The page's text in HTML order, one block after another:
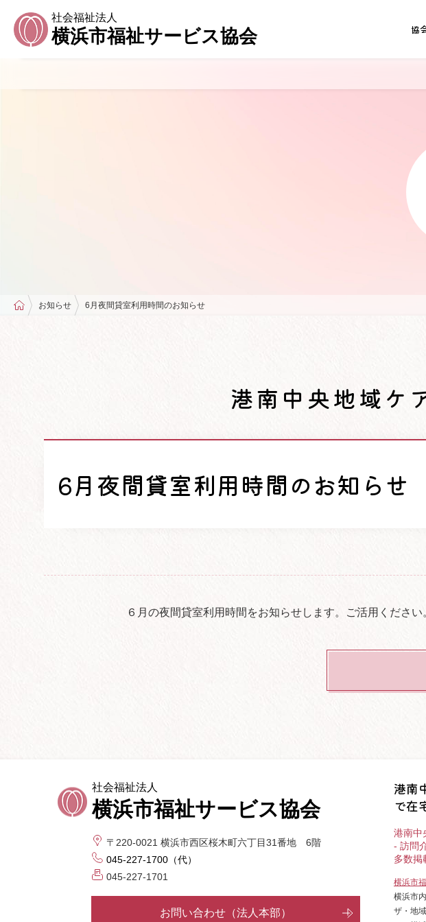
社会福祉法人
横浜市福祉サービス協会 協
お知らせ 6月夜間貸室利用時間のお知らせ
港南中央地域ケ
6月夜間貸室利用時間のお知らせ
６月の夜間貸室利用時間をお知らせします。ご活用ください
社会福祉法人
横浜市福祉サービス協会
〒220-0021 横浜市西区桜木町六丁目31番地 6階
045-227-1700（代）
045-227-1701
お問い合わせ（法人本部）
港南
で在
港南中
- 訪問
多数掲
横浜市
横浜市
ザ・地